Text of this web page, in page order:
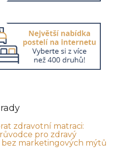
zdravotní matraci:
pro zdravý
bez marketingových mýtů